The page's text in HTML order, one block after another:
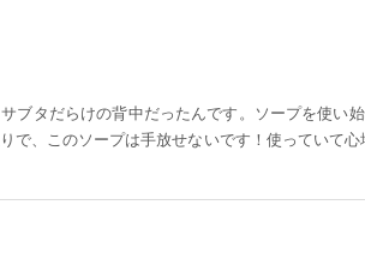
ブタだらけの背中だったんです。ソープを使
で、このソープは手放せないです！使っていて